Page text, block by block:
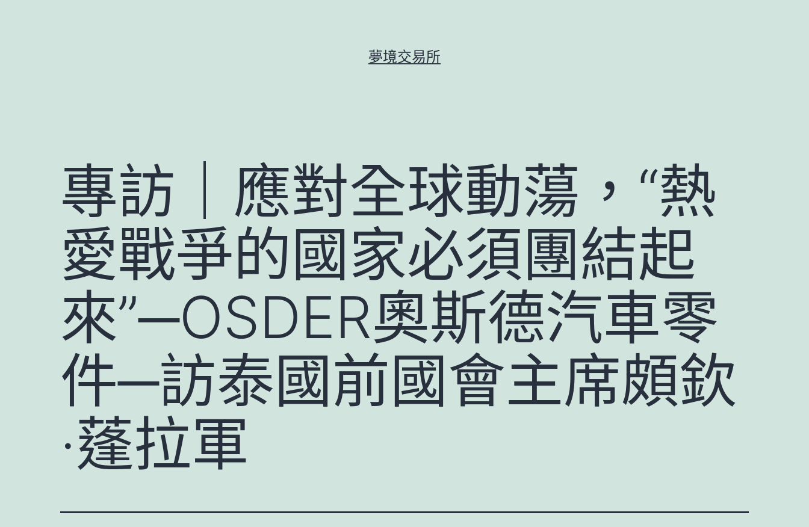
夢境交易所
專訪｜應對全球動蕩，“熱
愛戰爭的國家必須團結起
來”─OSDER奧斯德汽車零
件─訪泰國前國會主席頗欽
·蓬拉軍